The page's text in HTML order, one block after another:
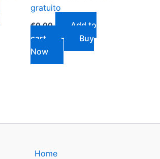
gratuito
€0.00
Add to
cart
Buy
Now
Home